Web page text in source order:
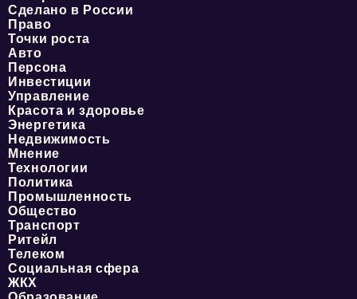
Сделано в России
Право
Точки роста
Авто
Персона
Инвестиции
Управление
Красота и здоровье
Энергетика
Недвижимость
Мнение
Технологии
Политика
Промышленность
Общество
Транспорт
Ритейл
Телеком
Социальная сфера
ЖКХ